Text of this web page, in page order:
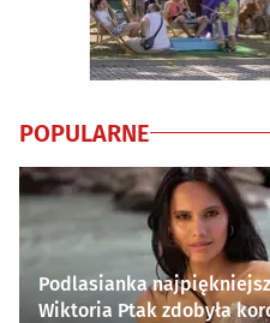
POPULARNE
Podlasianka
Wiktoria Ptak zdobyła